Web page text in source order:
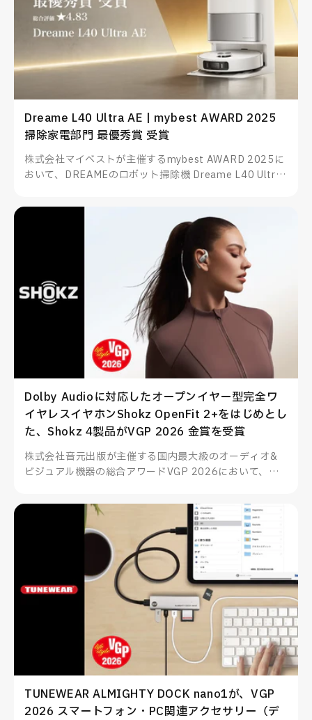
Dreame L40 Ultra AE | mybest AWARD 2025
掃除家電部門 最優秀賞 受賞
株式会社マイベストが主催するmybest AWARD 2025に
おいて、DREAMEのロボット掃除機 Dreame L40 Ultra
たします。
Dolby Audioに対応したオープンイヤー型完全ワ
イヤレスイヤホンShokz OpenFit 2+をはじめとし
た、Shokz 4製品がVGP 2026 金賞を受賞
株式会社音元出版が主催する国内最大級のオーディオ&
ビジュアル機器の総合アワードVGP 2026において、
した4製品が部門賞金賞を受賞、その他多数製品も部門賞
を受賞いたしました。
TUNEWEAR ALMIGHTY DOCK nano1が、VGP
2026 スマートフォン・PC関連アクセサリー（デ